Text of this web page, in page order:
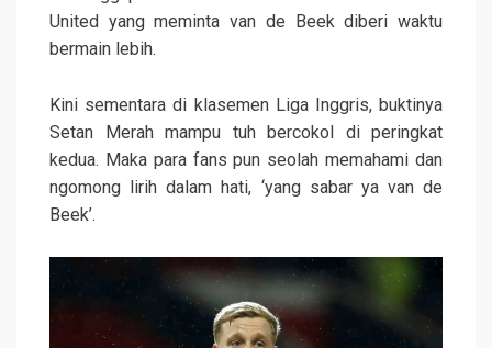
United yang meminta van de Beek diberi waktu
bermain lebih.
Kini sementara di klasemen Liga Inggris, buktinya
Setan Merah mampu tuh bercokol di peringkat
kedua. Maka para fans pun seolah memahami dan
ngomong lirih dalam hati, ‘yang sabar ya van de
Beek’.